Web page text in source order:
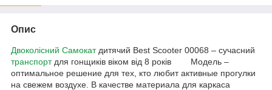
Опис
Двоколісний Самокатдитячий Best Scooter 00068 – сучасний
транспортдля гонщиків віком від 8 років Модель –
оптимальное решение для тех, кто любит активные прогулки
на свежем воздухе. В качестве материала для каркаса